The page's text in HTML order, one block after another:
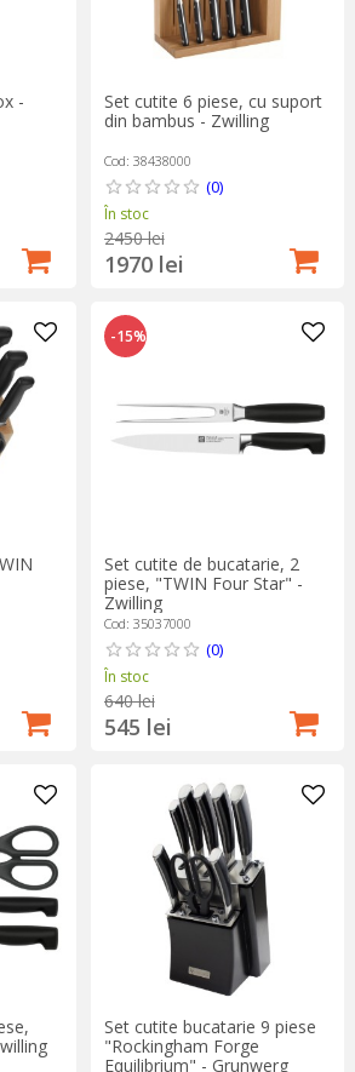
-
Set cutite 6 piese, cu suport
din bambus - Zwilling
Cod: 38438000
(0)
În stoc
2450 lei
1970 lei
-15%
Set cutite de bucatarie, 2
piese, "TWIN Four Star" -
Zwilling
Cod: 35037000
(0)
În stoc
640 lei
545 lei
Set cutite bucatarie 9 piese
"Rockingham Forge
Equilibrium" - Grunwerg